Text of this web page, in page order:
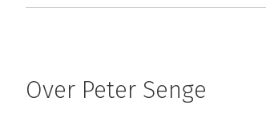
Over Peter Senge